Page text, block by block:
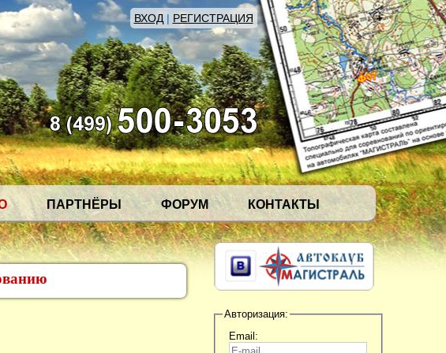
ВХОД| РЕГИСТРАЦИЯ
ПАРТНЁРЫ ФОРУМ КОНТАКТЫ
Авторизация:
Email: